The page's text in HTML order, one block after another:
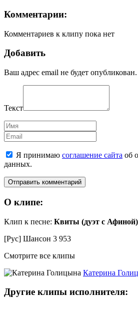
Комментарии:
Комментариев к клипу пока нет
Добавить
Ваш адрес email не будет опубликован.
Текст
Имя
Email
Я принимаю соглашение сайта об
данных.
О клипе:
Клип к песне: Квиты (дуэт с Афиной)
[Рус] Шансон 3 953
Смотрите все клипы
Катерина
Другие клипы исполнителя: